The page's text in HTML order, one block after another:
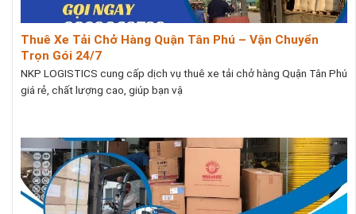
Thuê Xe Tải Chở Hàng Quận Tân Phú – Vận Chuyển
Trọn Gói 24/7
NKP LOGISTICS cung cấp dịch vụ thuê xe tải chở hàng Quận Tân Phú
giá rẻ, chất lượng cao, giúp bạn vậ